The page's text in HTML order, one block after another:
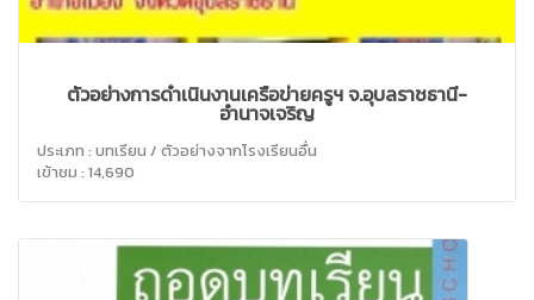
ตัวอย่างการดำเนินงานเครือข่ายครูฯ จ.อุบลราชธานี-
อำนาจเจริญ
ประเภท : บทเรียน / ตัวอย่างจากโรงเรียนอื่น
เข้าชม : 14,690